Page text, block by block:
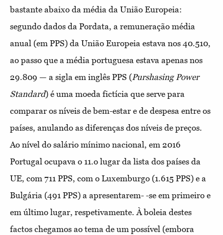
bastante abaixo da média da União Europeia:
segundo dados da Pordata, a remuneração média
anual (em PPS) da União Europeia estava nos 40.510,
ao passo que a média portuguesa estava apenas nos
29.809 — a sigla em inglês PPS (Purshasing Power
Standard) é uma moeda fictícia que serve para
comparar os níveis de bem-estar e de despesa entre os
países, anulando as diferenças dos níveis de preços.
Ao nível do salário mínimo nacional, em 2016
Portugal ocupava o 11.o lugar da lista dos países da
UE, com 711 PPS, com o Luxemburgo (1.615 PPS) e a
Bulgária (491 PPS) a apresentarem- -se em primeiro e
em último lugar, respetivamente. À boleia destes
factos chegamos ao tema de um possível (embora